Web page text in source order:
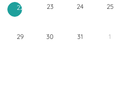
22 23 24 25
29 30 31 1